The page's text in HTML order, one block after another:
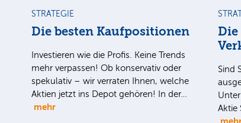
STRATEGIE
Die besten Kaufpositionen
Investieren wie die Profis. Keine Trends
mehr verpassen! Ob konservativ oder
spekulativ – wir verraten Ihnen, welche
Aktien jetzt ins Depot gehören! In der…
mehr
Die
Sind
Aktie